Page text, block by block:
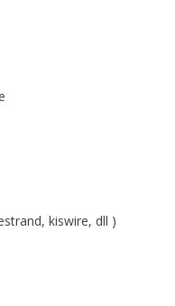
kiswire, dll )